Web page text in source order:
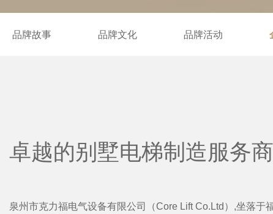
品牌故事 品牌文化 品牌活动
卓越的别墅电梯制造服务商
泉州市克力福电气设备有限公司（Core Lift Co.Ltd）,坐落